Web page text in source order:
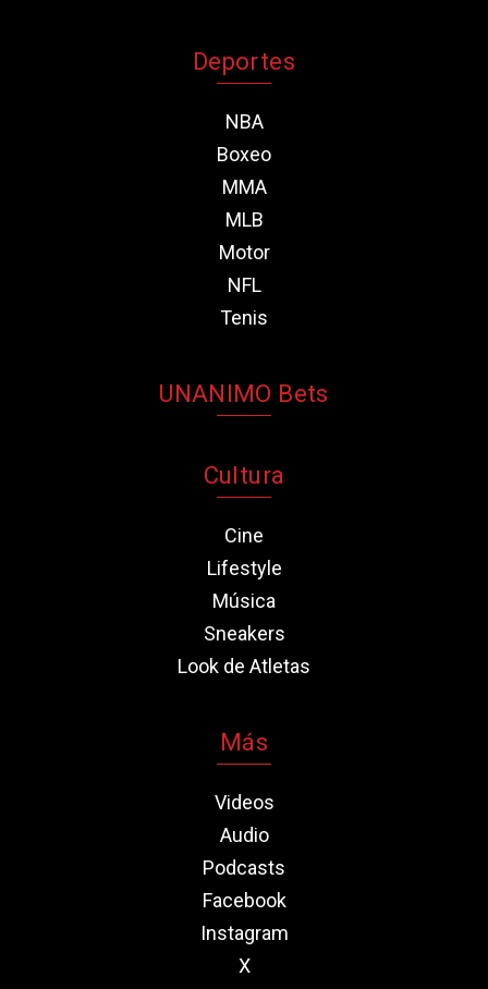
Deportes
NBA
Boxeo
MMA
MLB
Motor
NFL
Tenis
UNANIMO Bets
Cultura
Cine
Lifestyle
Música
Sneakers
Look de Atletas
Más
Videos
Audio
Podcasts
Facebook
Instagram
X